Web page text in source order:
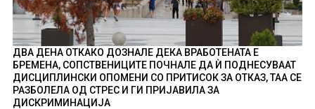
ДВА ДЕНА ОТКАКО ДОЗНАЛЕ ДЕКА ВРАБОТЕНАТА Е
БРЕМЕНА, СОПСТВЕНИЦИТЕ ПОЧНАЛЕ ДА Ѝ ПОДНЕСУВААТ
ДИСЦИПЛИНСКИ ОПОМЕНИ СО ПРИТИСОК ЗА ОТКАЗ, ТАА СЕ
РАЗБОЛЕЛА ОД СТРЕС И ГИ ПРИЈАВИЛА ЗА
ДИСКРИМИНАЦИЈА